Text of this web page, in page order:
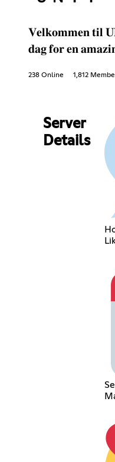
𝐕𝐞𝐥𝐤𝐨𝐦𝐦𝐞𝐧 𝐭𝐢𝐥
𝐝𝐚𝐠 𝐟𝐨𝐫 𝐞𝐧
238 Online 1,812
Server
Details